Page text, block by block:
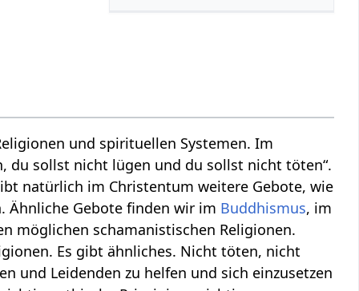
und spirituellen Systemen. Im
du sollst nicht lügen und du sollst nicht töten“.
natürlich im Christentum weitere Gebote, wie
Ähnliche Gebote finden wir im Buddhismus, im
möglichen schamanistischen Religionen.
Es gibt ähnliches. Nicht töten, nicht
und Leidenden zu helfen und sich einzusetzen